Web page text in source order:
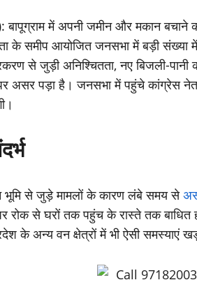
: बापूग्राम में अपनी जमीन और मकान बचाने
के समीप आयोजित जनसभा में बड़ी
से जुड़ी अनिश्चितता, नए बिजली-
पर असर पड़ा है। जनसभा में पहुंचे कांग्रेस
भूमि से जुड़े मामलों के कारण लंबे समय से
रोक से घरों तक पहुंच के रास्ते तक
के अन्य वन क्षेत्रों में भी ऐसी समस्याएं